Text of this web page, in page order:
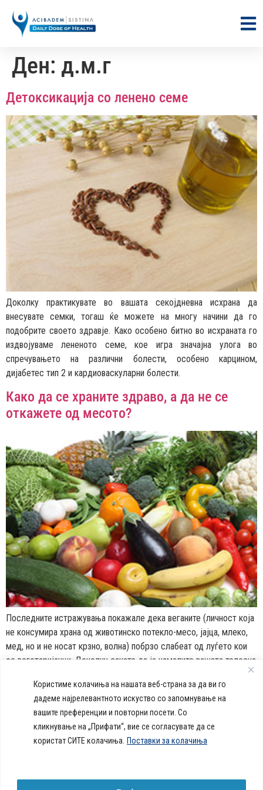
Користиме колачиња на нашата веб-страна за да ви го
дадеме најрелевантното искуство со запомнување на
вашите преференции и повторни посети. Со
кликнување на „Прифати“, вие се согласувате да се
користат СИТЕ колачиња. Поставки за колачиња
Ден: д.м.г
Детоксикација со ленено семе
Доколку практикувате во вашата секојдневна исхрана да
внесувате семки, тогаш ќе можете на многу начини да го
подобрите своето здравје. Како особено битно во исхраната го
издвојуваме лененото семе, кое игра значајна улога во
спречувањето на различни болести, особено карцином,
дијабетес тип 2 и кардиоваскуларни болести.
Како да се храните здраво, а да не се
откажете од месото?
Последните истражувања покажале дека веганите (личност која
не консумира храна од животинско потекло-месо, јајца, млеко,
мед, но и не носат крзно, волна) побрзо слабеат од луѓето кои
се вегетаријанци. Доколку сакате да ја намалите вашата телесна
производи, прочитајте ги следниве совети.
Daily Dose Of Health -
портал кој ќе ви ги одговори
callcenter@acibademsistina.mk
+ 389 2 30 99 500